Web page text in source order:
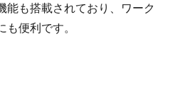
能も搭載されており、ワーク
便利です。